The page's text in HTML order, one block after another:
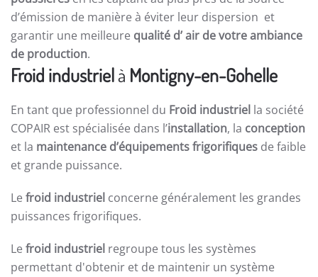
d’émission de manière à éviter leur dispersion et
garantir une meilleure qualité d’ air de votre ambiance
de production.
Froid industrielà Montigny-en-Gohelle
En tant que professionnel du Froid industriel la société
COPAIR est spécialisée dans l’installation, la conception
et la maintenance d’équipements frigorifiques de faible
et grande puissance.
Le froid industriel concerne généralement les grandes
puissances frigorifiques.
Le froid industriel regroupe tous les systèmes
permettant d'obtenir et de maintenir un système